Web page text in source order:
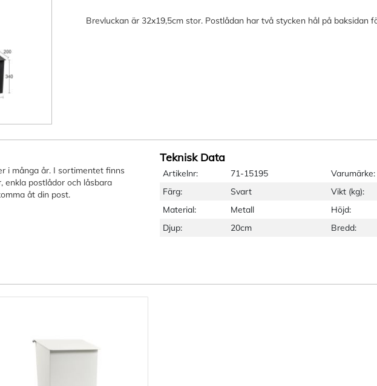
Brevluckan är 32x19,5cm stor. Postlådan har två stycken hål på baksidan
i många år. I sortimentet finns
enkla postlådor och låsbara
åt din post.
Teknisk Data
Artikelnr: 71-15195 Varumärke:
Färg:
Svart Vikt (kg):
Material:
Metall Höjd:
Djup:
20cm Bredd: